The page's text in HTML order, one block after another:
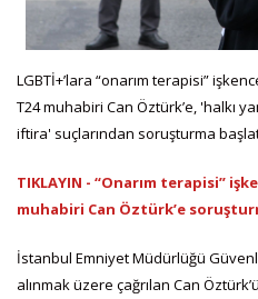
LGBTİ+’lara “onarım terapisi”
T24 muhabiri Can Öztürk’e, 'halkı
iftira' suçlarından soruşturma
TIKLAYIN - “Onarım terapisi”
muhabiri Can Öztürk’e
İstanbul Emniyet Müdürlüğü
alınmak üzere çağrılan Can